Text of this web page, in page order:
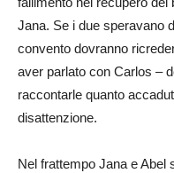
Jana. Se i due speravano
convento dovranno
aver parlato con Carlos –
raccontarle quanto
disattenzione.
Nel frattempo Jana e Abel